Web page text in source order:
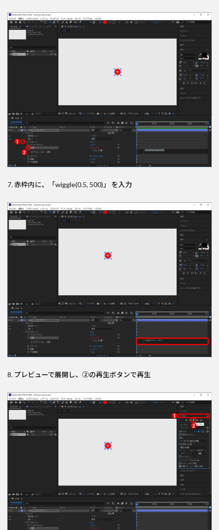
7. 赤枠内に、「wiggle(0.5, 500)」 を入力
8. プレビューで展開し、②の再生ボタンで再生